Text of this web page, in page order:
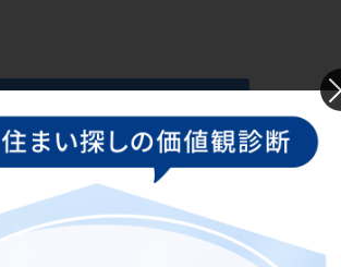
お問い合わせフォームへ